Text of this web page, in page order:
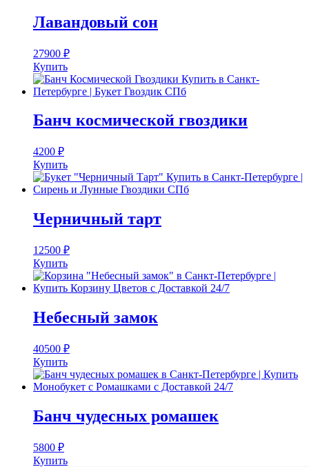
Лавандовый сон
27900 ₽
Купить
Банч космической гвоздики
4200 ₽
Купить
Черничный тарт
12500 ₽
Купить
Небесный замок
40500 ₽
Купить
Банч чудесных ромашек
5800 ₽
Купить